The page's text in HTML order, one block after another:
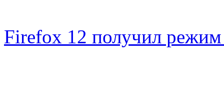
Firefox 12 получил режим